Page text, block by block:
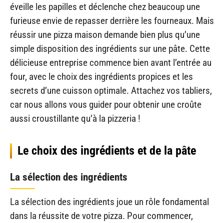
éveille les papilles et déclenche chez beaucoup une
furieuse envie de repasser derrière les fourneaux. Mais
réussir une pizza maison demande bien plus qu’une
simple disposition des ingrédients sur une pâte. Cette
délicieuse entreprise commence bien avant l’entrée au
four, avec le choix des ingrédients propices et les
secrets d’une cuisson optimale. Attachez vos tabliers,
car nous allons vous guider pour obtenir une croûte
aussi croustillante qu’à la pizzeria !
Le choix des ingrédients et de la pâte
La sélection des ingrédients
La sélection des ingrédients joue un rôle fondamental
dans la réussite de votre pizza. Pour commencer,